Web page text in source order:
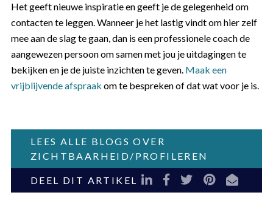
Het geeft nieuwe inspiratie en geeft je de gelegenheid om
contacten te leggen. Wanneer je het lastig vindt om hier zelf
mee aan de slag te gaan, dan is een professionele coach de
aangewezen persoon om samen met jou je uitdagingen te
bekijken en je de juiste inzichten te geven. Maak een
vrijblijvende afspraak om te bespreken of dat wat voor je is.
LEES ALLE BLOGS OVER
ZICHTBAARHEID/PROFILEREN
DEEL DIT ARTIKEL LinkedIn
Facebook
Twitter
Pinterest
E-mail